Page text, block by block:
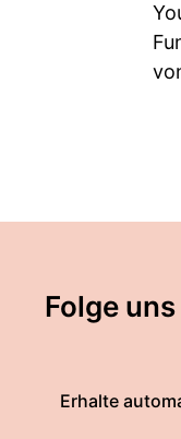
Folge
Erhalte